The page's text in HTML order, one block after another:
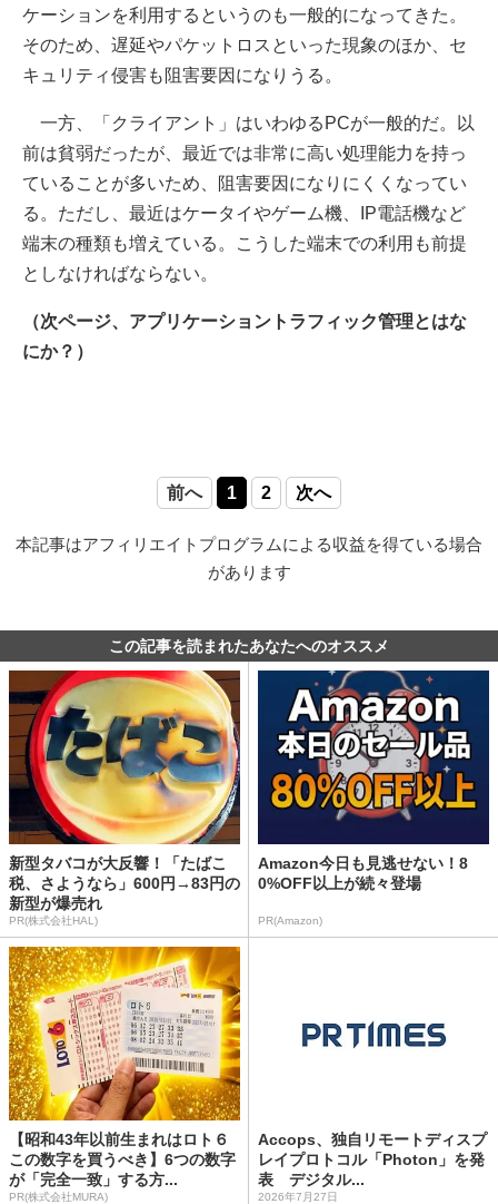
ケーションを利用するというのも一般的になってきた。
そのため、遅延やパケットロスといった現象のほか、セ
キュリティ侵害も阻害要因になりうる。
一方、「クライアント」はいわゆるPCが一般的だ。以
前は貧弱だったが、最近では非常に高い処理能力を持っ
ていることが多いため、阻害要因になりにくくなってい
る。ただし、最近はケータイやゲーム機、IP電話機など
端末の種類も増えている。こうした端末での利用も前提
としなければならない。
（次ページ、アプリケーショントラフィック管理とはな
にか？）
前へ 1 2 次へ
本記事はアフィリエイトプログラムによる収益を得ている場合
があります
この記事を読まれたあなたへのオススメ
新型タバコが大反響！「たばこ
税、さようなら」600円→83円の
新型が爆売れ
PR(株式会社HAL)
Amazon今日も見逃せない！8
0%OFF以上が続々登場
PR(Amazon)
【昭和43年以前生まれはロト６
この数字を買うべき】6つの数字
が「完全一致」する方...
PR(株式会社MURA)
Accops、独自リモートディスプ
レイプロトコル「Photon」を発
表 デジタル...
2026年7月27日